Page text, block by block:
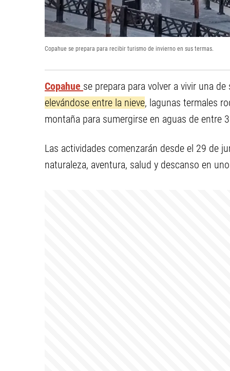
Copahue se prepara para recibir turismo de invierno en sus termas.
Copahue se prepara para volver a vivir una
elevándose entre la nieve, lagunas termales
montaña para sumergirse en aguas de entre
Las actividades comenzarán desde el 29 de
naturaleza, aventura, salud y descanso en